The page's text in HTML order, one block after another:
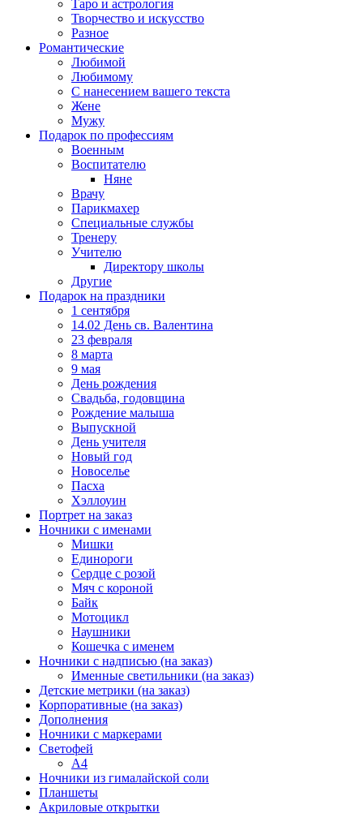
Таро и астрология
Творчество и искусство
Разное
Романтические
Любимой
Любимому
С нанесением вашего текста
Жене
Мужу
Подарок по профессиям
Военным
Воспитателю
Няне
Врачу
Парикмахер
Специальные службы
Тренеру
Учителю
Директору школы
Другие
Подарок на праздники
1 сентября
14.02 День св. Валентина
23 февраля
8 марта
9 мая
День рождения
Свадьба, годовщина
Рождение малыша
Выпускной
День учителя
Новый год
Новоселье
Пасха
Хэллоуин
Портрет на заказ
Ночники с именами
Мишки
Единороги
Сердце с розой
Мяч с короной
Байк
Мотоцикл
Наушники
Кошечка с именем
Ночники с надписью (на заказ)
Именные светильники (на заказ)
Детские метрики (на заказ)
Корпоративные (на заказ)
Дополнения
Ночники с маркерами
Светофей
А4
Ночники из гималайской соли
Планшеты
Акриловые открытки